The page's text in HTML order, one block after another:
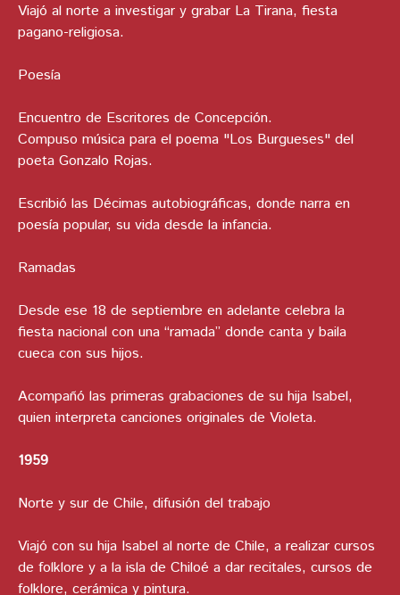
Viajó al norte a investigar y grabar La Tirana, fiesta
pagano-religiosa.
Poesía
Encuentro de Escritores de Concepción.
Compuso música para el poema "Los Burgueses" del
poeta Gonzalo Rojas.
Escribió las Décimas autobiográficas, donde narra en
poesía popular, su vida desde la infancia.
Ramadas
Desde ese 18 de septiembre en adelante celebra la
fiesta nacional con una “ramada” donde canta y baila
cueca con sus hijos.
Acompañó las primeras grabaciones de su hija Isabel,
quien interpreta canciones originales de Violeta.
1959
Norte y sur de Chile, difusión del trabajo
Viajó con su hija Isabel al norte de Chile, a realizar cursos
de folklore y a la isla de Chiloé a dar recitales, cursos de
folklore, cerámica y pintura.